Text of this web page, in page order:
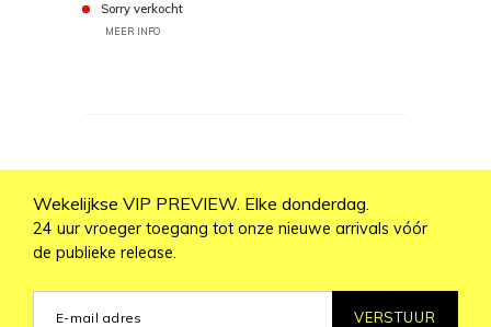
Sorry verkocht
MEER INFO
Wekelijkse VIP PREVIEW. Elke donderdag.
24 uur vroeger toegang tot onze nieuwe arrivals vóór
de publieke release.
VERSTUUR